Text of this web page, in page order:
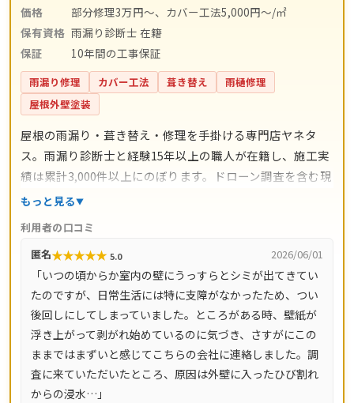
価格
部分修理3万円～、カバー工法5,000円～/㎡
保有資格 雨漏り診断士 在籍
保証
10年間の工事保証
雨漏り修理 カバー工法 葺き替え
雨樋修理
屋根外壁塗装
屋根の雨漏り・葺き替え・修理を手掛ける専門店ヤネタ
ス。雨漏り診断士と経験15年以上の職人が在籍し、施工実
績は累計3,000件以上にのぼります。ドローン調査を含む現
地調査・お見積り・出張費は無料。瓦ずれ直し1,500円〜/
㎡と料金の目安が明確で、自社職人の直接施工により中間
マージンがかかりません。施工後は10年間の工事保証付
き。東京都・神奈川県・埼玉県・千葉県・茨城県・栃木
県・群馬県など全国14都道府県に対応し、LINE・メールは
24時間受付、最短当日にお伺いします。
もっと見る
利用者の口コミ
匿名★★★★★ 5.0 2026/06/01
「いつの頃からか室内の壁にうっすらとシミが出てきてい
たのですが、日常生活には特に支障がなかったため、つい
後回しにしてしまっていました。ところがある時、壁紙が
浮き上がって剥がれ始めているのに気づき、さすがにこの
ままではまずいと感じてこちらの会社に連絡しました。調
査に来ていただいたところ、原因は外壁に入ったひび割れ
からの浸水…」